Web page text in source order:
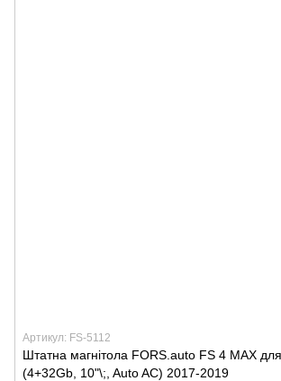
Артикул: FS-5112
Штатна магнітола FORS.auto FS 4 MAX
(4+32Gb, 10"\;, Auto AC) 2017-2019